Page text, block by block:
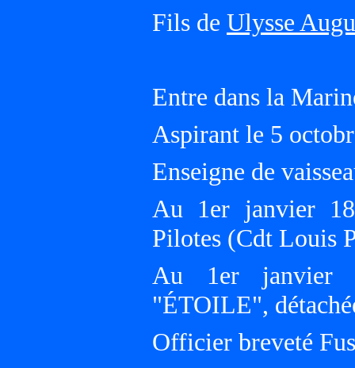
Fils de Ulysse
Entre dans la
Aspirant le 5
Enseigne de
Au 1er janvier
Pilotes (Cdt Louis
Au 1er janvier
"ÉTOILE",
Officier breveté